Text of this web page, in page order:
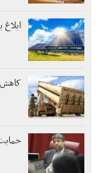
کاهش ۸۰ درصدی موشکهای رهگیر آمریکا در جنگ با ایران